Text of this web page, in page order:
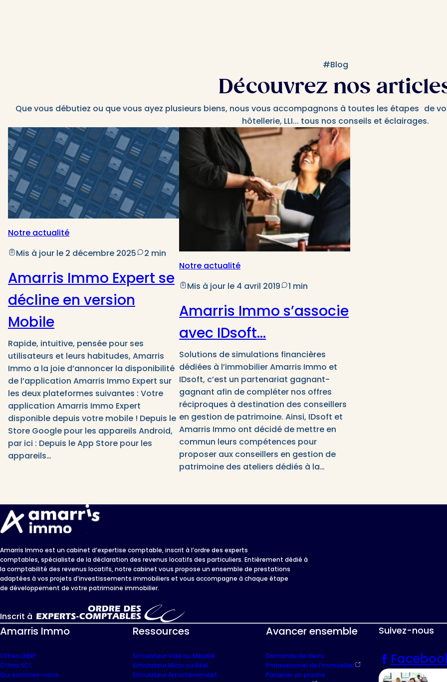
#Blog
Découvrez nos
Que vous débutiez ou que vous ayez plusieurs biens, nous vous accompagnons à toutes les étapes de
hôtellerie, LLI... tous nos conseils et éclairages.
Notre actualité
Mis à jour le 2 décembre 2025
2 min
Amarris Immo Expert se
décline en version
Mobile
Rapide, intuitive, pensée pour ses
utilisateurs et leurs habitudes, Amarris
Immo a la joie d’annoncer la disponibilité
de l’application Amarris Immo Expert sur
les deux plateformes suivantes : Votre
application Amarris Immo Expert
disponible depuis votre mobile ! Depuis le
Store Google pour les appareils Android,
par ici : Depuis le App Store pour les
appareils…
Notre actualité
Mis à jour le 4 avril 2019
1 min
Amarris Immo s’associe
avec IDsoft…
Solutions de simulations financières
dédiées à l’immobilier Amarris Immo et
IDsoft, c’est un partenariat gagnant-
gagnant afin de compléter nos offres
réciproques à destination des conseillers
en gestion de patrimoine. Ainsi, IDsoft et
Amarris Immo ont décidé de mettre en
commun leurs compétences pour
proposer aux conseillers en gestion de
patrimoine des ateliers dédiés à la…
Amarris Immo est un cabinet d’expertise comptable, inscrit à l’ordre des experts
comptables, spécialiste de la déclaration des revenus locatifs des particuliers. Entièrement dédié à
la comptabilité des revenus locatifs, notre cabinet vous propose un ensemble de prestations
adaptées à vos projets d’investissements immobiliers et vous accompagne à chaque étape
de développement de votre patrimoine immobilier.
Inscrit à
Amarris Immo
Offres LMNP
Offres SCI
Qui sommes-nous
Ressources
Simulateur Vide ou Meublé
Simulateur Micro ou Réel
Simulateur Amortissement
Avancer ensemble
Demande de devis
Professionnel de l'immobilier
Parrainer un proche
Suivez-nous